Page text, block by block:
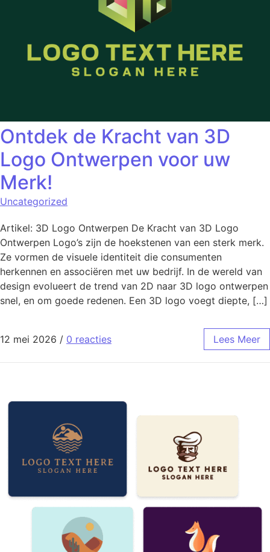
Ontdek de Kracht van 3D
Logo Ontwerpen voor uw
Merk!
Uncategorized
Artikel: 3D Logo Ontwerpen De Kracht van 3D Logo
Ontwerpen Logo’s zijn de hoekstenen van een sterk merk.
Ze vormen de visuele identiteit die consumenten
herkennen en associëren met uw bedrijf. In de wereld van
design evolueert de trend van 2D naar 3D logo ontwerpen
snel, en om goede redenen. Een 3D logo voegt diepte, […]
12 mei 2026 / 0 reacties Lees Meer